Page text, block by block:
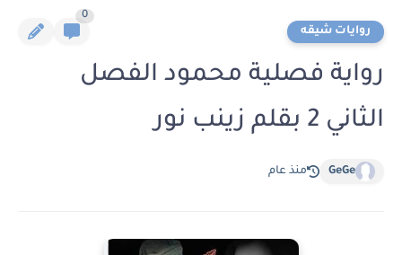
روايات شيقه
0
رواية فصلية محمود الفصل
الثاني 2 بقلم زينب نور
GeGe منذ عام